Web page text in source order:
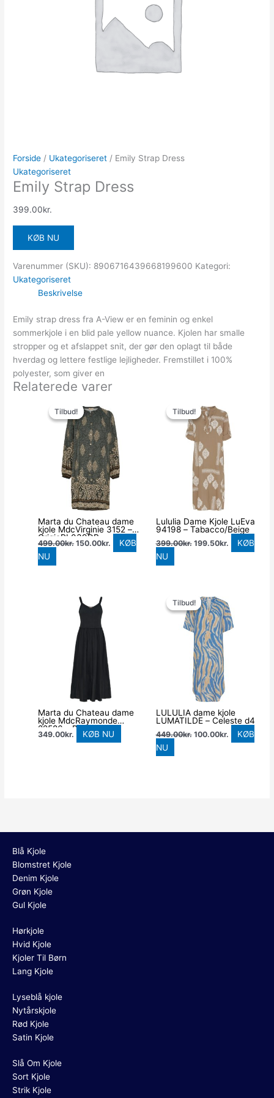
Forside / Ukategoriseret / Emily Strap Dress
Ukategoriseret
Emily Strap Dress
399.00kr.
KØB NU
Varenummer (SKU): 8906716439668199600 Kategori:
Ukategoriseret
Beskrivelse
Emily strap dress fra A-View er en feminin og enkel
sommerkjole i en blid pale yellow nuance. Kjolen har smalle
stropper og et afslappet snit, der gør den oplagt til både
hverdag og lettere festlige lejligheder. Fremstillet i 100%
polyester, som giver en
Relaterede varer
Tilbud!
Tilbud!
Marta du Chateau dame
kjole MdcVirginie 3152 –
GrigioPL039DB
499.00kr.
oprindelige
pris
var:
499.00kr..
150.00kr.
pris
er:
150.00kr..
KØB
NU
Tilbud!
Tilbud!
Lululia Dame Kjole LuEva
94198 – Tabacco/Beige
399.00kr.
oprindelige
pris
var:
399.00kr..
199.50kr.
pris
er:
199.50kr..
KØB
NU
Marta du Chateau dame
kjole MdcRaymonde
22586 – Black
349.00kr. KØB NU
Tilbud!
Tilbud!
LULULIA dame kjole
LUMATILDE – Celeste d4
449.00kr.
oprindelige
pris
var:
449.00kr..
100.00kr.
pris
er:
100.00kr..
KØB
NU
Blå Kjole
Blomstret Kjole
Denim Kjole
Grøn Kjole
Gul Kjole
Hørkjole
Hvid Kjole
Kjoler Til Børn
Lang Kjole
Lyseblå kjole
Nytårskjole
Rød Kjole
Satin Kjole
Slå Om Kjole
Sort Kjole
Strik Kjole